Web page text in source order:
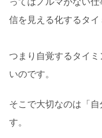
信を見える化するタイ
つまり自覚するタイ
いのです。
そこで大切なのは「
す。